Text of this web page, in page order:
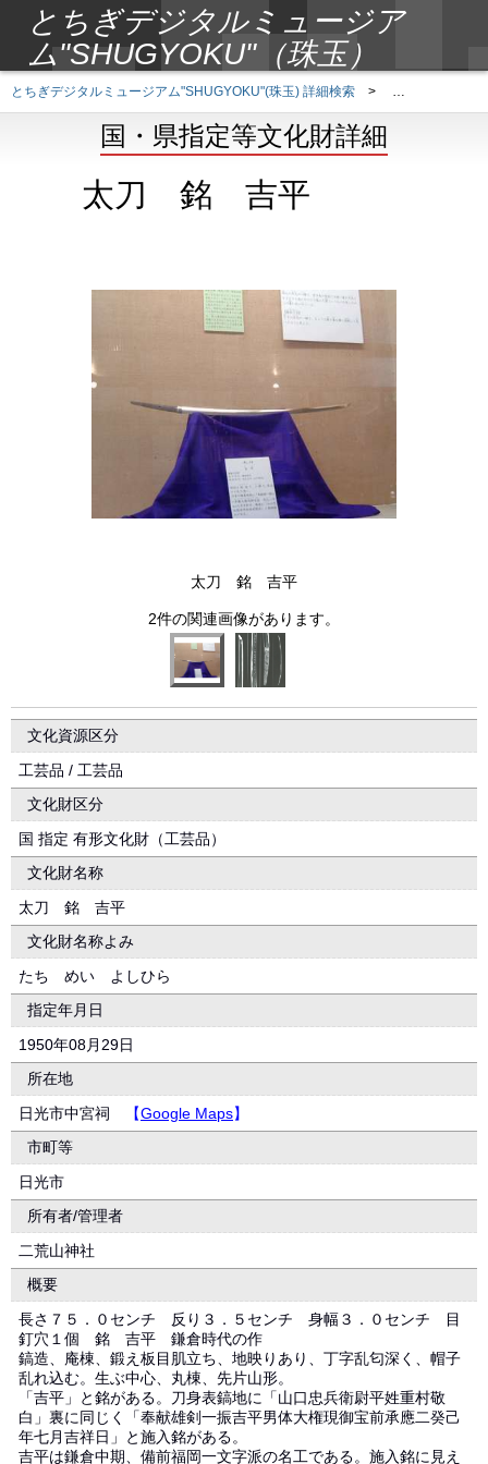
とちぎデジタルミュージア
ム"SHUGYOKU"（珠玉）
とちぎデジタルミュージアム"SHUGYOKU"(珠玉) 詳細検索 > 国・県指定等文
国・県指定等文化財詳細
太刀 銘 吉平
太刀 銘 吉平
2件の関連画像があります。
文化資源区分
工芸品 / 工芸品
文化財区分
国 指定 有形文化財（工芸品）
文化財名称
太刀 銘 吉平
文化財名称よみ
たち めい よしひら
指定年月日
1950年08月29日
所在地
日光市中宮祠
【Google Maps】
市町等
日光市
所有者/管理者
二荒山神社
概要
長さ７５．０センチ 反り３．５センチ 身幅３．０センチ 目
釘穴１個 銘 吉平 鎌倉時代の作
鎬造、庵棟、鍛え板目肌立ち、地映りあり、丁字乱匂深く、帽子
乱れ込む。生ぶ中心、丸棟、先片山形。
「吉平」と銘がある。刀身表鎬地に「山口忠兵衛尉平姓重村敬
白」裏に同じく「奉献雄剣一振吉平男体大権現御宝前承應二癸己
年七月吉祥日」と施入銘がある。
吉平は鎌倉中期、備前福岡一文字派の名工である。施入銘に見え